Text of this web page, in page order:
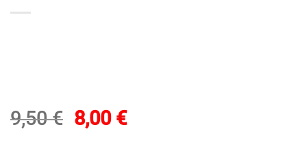
9,50€ Original
8,00 €Current